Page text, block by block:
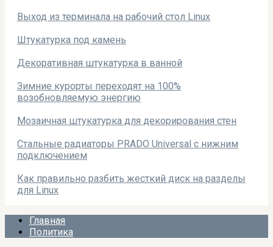
Выход из терминала на рабочий стол Linux
Штукатурка под камень
Декоративная штукатурка в ванной
Зимние курорты переходят на 100%
возобновляемую энергию
Мозаичная штукатурка для декорирования стен
Стальные радиаторы PRADO Universal с нижним
подключением
Как правильно разбить жесткий диск на разделы
для Linux
Главная
Политика